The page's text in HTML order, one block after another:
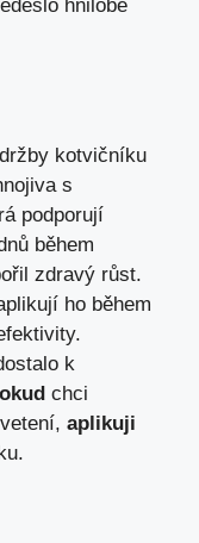
hnilobě
kotvičníku
s
podporují
během
zdravý růst.
ho během
k
chci
aplikuji